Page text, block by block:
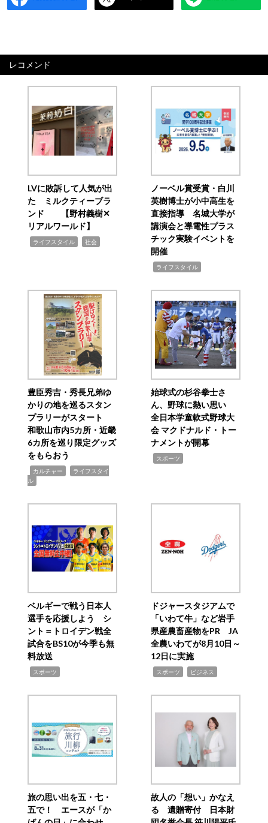
レコメンド
LVに敗訴して人気が出
た ミルクティーブラ
ンド 【野村義樹✕
リアルワールド】
ライフスタイル 社会
ノーベル賞受賞・白川
英樹博士が小中高生を
直接指導 名城大学が
講演会と導電性プラス
チック実験イベントを
開催
ライフスタイル
豊臣秀吉・秀長兄弟ゆ
かりの地を巡るスタン
プラリーがスタート
和歌山市内5カ所・近畿
6カ所を巡り限定グッズ
をもらおう
カルチャー
ライフスタイ
ル
始球式の杉谷拳士さ
ん、野球に熱い思い
全日本学童軟式野球大
会 マクドナルド・トー
ナメントが開幕
スポーツ
ベルギーで戦う日本人
選手を応援しよう シ
ント＝トロイデン戦全
試合をBS10が今季も無
料放送
スポーツ
ドジャースタジアムで
「いわて牛」など岩手
県産農畜産物をPR JA
全農いわてが8月10日～
12日に実施
スポーツ ビジネス
旅の思い出を五・七・
五で！ エースが「か
故人の「想い」かなえ
る 遺贈寄付 日本財